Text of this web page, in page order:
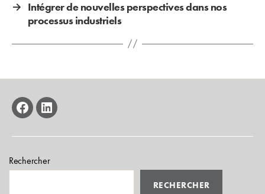
→ Intégrer de nouvelles perspectives dans nos
processus industriels
facebooklinkedin
Rechercher
RECHERCHER